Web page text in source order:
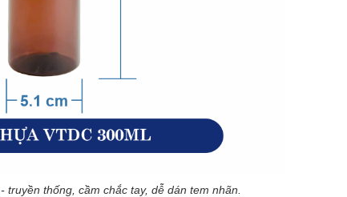
- truyền thống, cầm chắc tay, dễ dán tem nhãn.